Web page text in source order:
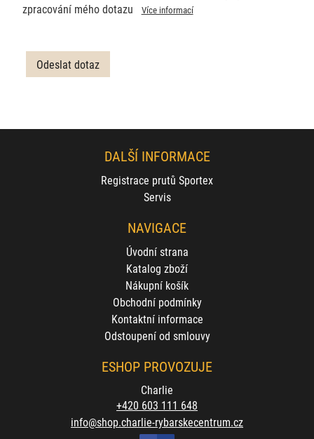
zpracování mého dotazu
Více informací
DALŠÍ INFORMACE
Registrace prutů Sportex
Servis
NAVIGACE
Úvodní strana
Katalog zboží
Nákupní košík
Obchodní podmínky
Kontaktní informace
Odstoupení od smlouvy
ESHOP PROVOZUJE
Charlie
+420 603 111 648
info@shop.charlie-rybarskecentrum.cz